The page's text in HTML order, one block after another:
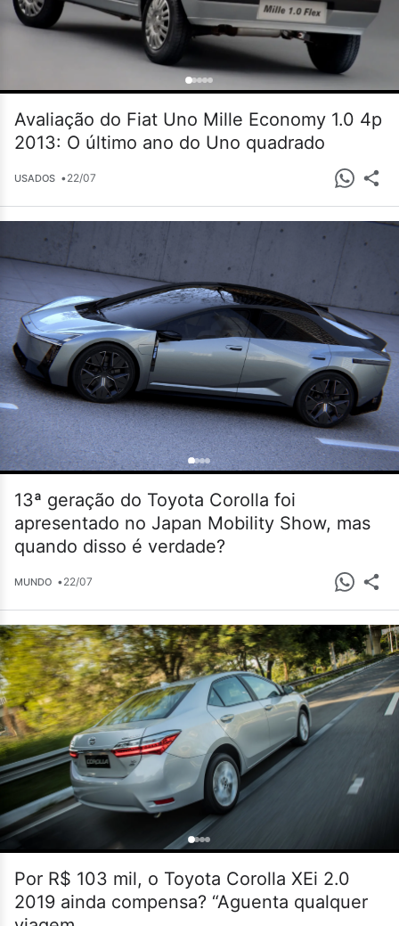
Avaliação do Fiat Uno Mille Economy 1.0 4p
2013: O último ano do Uno quadrado
USADOS •22/07
13ª geração do Toyota Corolla foi
apresentado no Japan Mobility Show, mas
quando disso é verdade?
MUNDO •22/07
Por R$ 103 mil, o Toyota Corolla XEi 2.0
2019 ainda compensa? “Aguenta qualquer